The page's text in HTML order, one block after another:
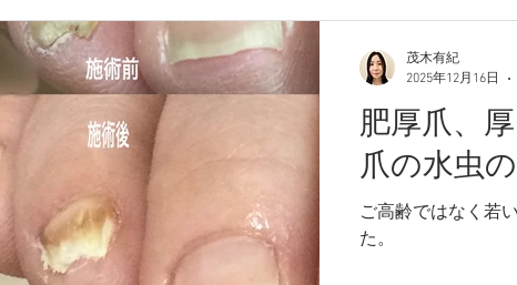
肥厚爪、
爪の水虫
ご高齢ではなく若
た。
茂木有紀
2025年12月16日